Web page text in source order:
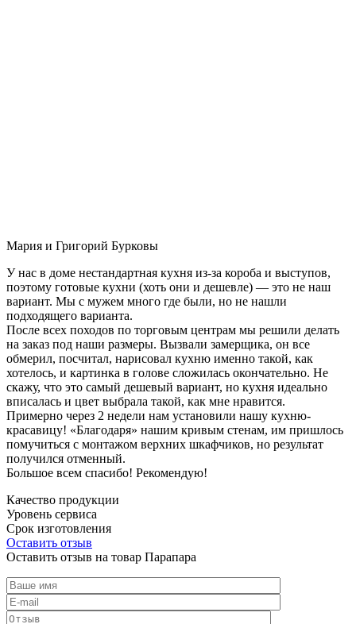
Мария и Григорий Бурковы
У нас в доме нестандартная кухня из-за короба и выступов,
поэтому готовые кухни (хоть они и дешевле) — это не наш
вариант. Мы с мужем много где были, но не нашли
подходящего варианта.
После всех походов по торговым центрам мы решили делать
на заказ под наши размеры. Вызвали замерщика, он все
обмерил, посчитал, нарисовал кухню именно такой, как
хотелось, и картинка в голове сложилась окончательно. Не
скажу, что это самый дешевый вариант, но кухня идеально
вписалась и цвет выбрала такой, как мне нравится.
Примерно через 2 недели нам установили нашу кухню-
красавицу! «Благодаря» нашим кривым стенам, им пришлось
помучиться с монтажом верхних шкафчиков, но результат
получился отменный.
Большое всем спасибо! Рекомендую!
Качество продукции
Уровень сервиса
Срок изготовления
Оставить отзыв
Оставить отзыв на товар Парапара